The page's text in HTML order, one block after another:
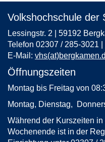
Volkshochschule der
Lessingstr. 2 | 59192
Telefon 02307 / 285-3021
E-Mail:
Öffnungszeiten
Montag bis Freitag von
Montag, Dienstag,
Während der Kurszeiten
Wochenende ist in der